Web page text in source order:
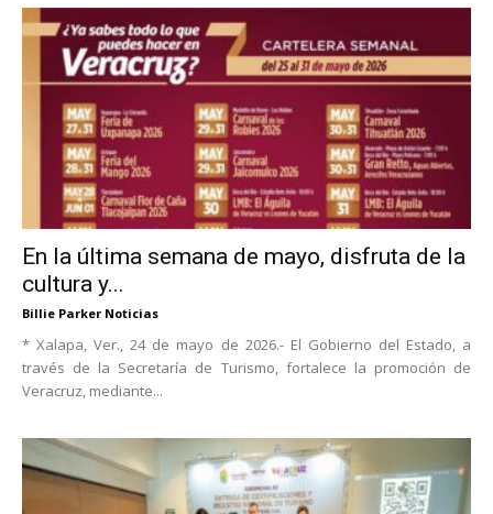
En la última semana de mayo, disfruta de la
cultura y...
Billie Parker Noticias
* Xalapa, Ver., 24 de mayo de 2026.- El Gobierno del Estado, a
través de la Secretaría de Turismo, fortalece la promoción de
Veracruz, mediante...